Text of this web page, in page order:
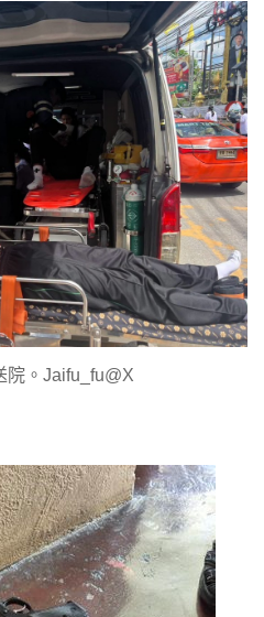
院。Jaifu_fu@X